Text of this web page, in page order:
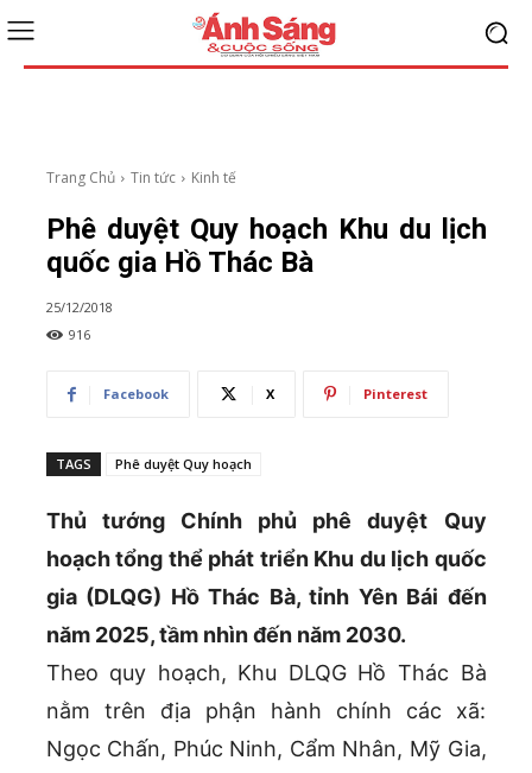
Trang Chủ Tin tức Kinh tế
Phê duyệt Quy hoạch Khu du lịch
quốc gia Hồ Thác Bà
25/12/2018
916
Facebook X Pinterest
TAGS Phê duyệt Quy hoạch
Thủ tướng Chính phủ phê duyệt Quy
hoạch tổng thể phát triển Khu du lịch quốc
gia (DLQG) Hồ Thác Bà, tỉnh Yên Bái đến
năm 2025, tầm nhìn đến năm 2030.
Theo quy hoạch, Khu DLQG Hồ Thác Bà
nằm trên địa phận hành chính các xã:
Ngọc Chấn, Phúc Ninh, Cẩm Nhân, Mỹ Gia,